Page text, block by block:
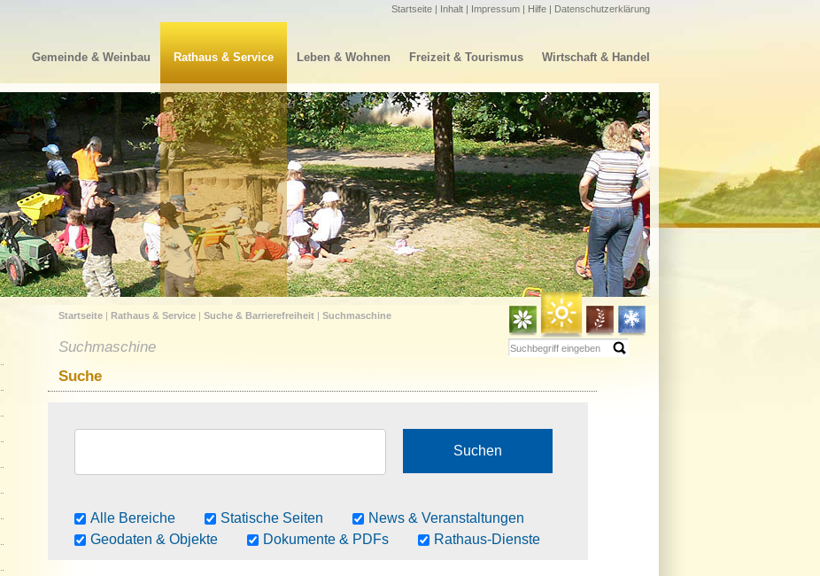
Startseite | Inhalt | Impressum | Hilfe | Datenschutzerklärung
Gemeinde & Weinbau Rathaus & Service Leben & Wohnen Freizeit & Tourismus Wirtschaft & Handel
Startseite | Rathaus & Service | Suche & Barrierefreiheit | Suchmaschine
Suchmaschine
Suche
Alle Bereiche Statische Seiten
News & Veranstaltungen
Geodaten & Objekte
Dokumente & PDFs Rathaus-Dienste